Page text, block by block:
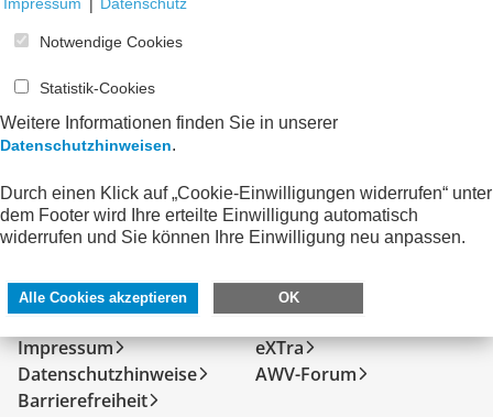
Kontakt
Impressum
Datenschutzhinweise
Barrierefreiheit
FeRD
eXTra
AWV-Forum
Impressum | Datenschutz
Notwendige Cookies
Statistik-Cookies
Weitere Informationen finden Sie in unserer
Datenschutzhinweisen.
Durch einen Klick auf „Cookie-Einwilligungen widerrufen“ unter
dem Footer wird Ihre erteilte Einwilligung automatisch
widerrufen und Sie können Ihre Einwilligung neu anpassen.
Alle Cookies akzeptieren OK